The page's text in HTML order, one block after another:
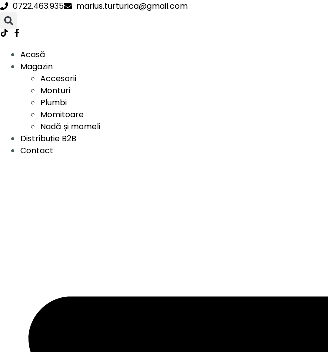
0722.463.935 marius.turturica@gmail.com
Acasă
Magazin
Accesorii
Monturi
Plumbi
Momitoare
Nadă și momeli
Distribuție B2B
Contact